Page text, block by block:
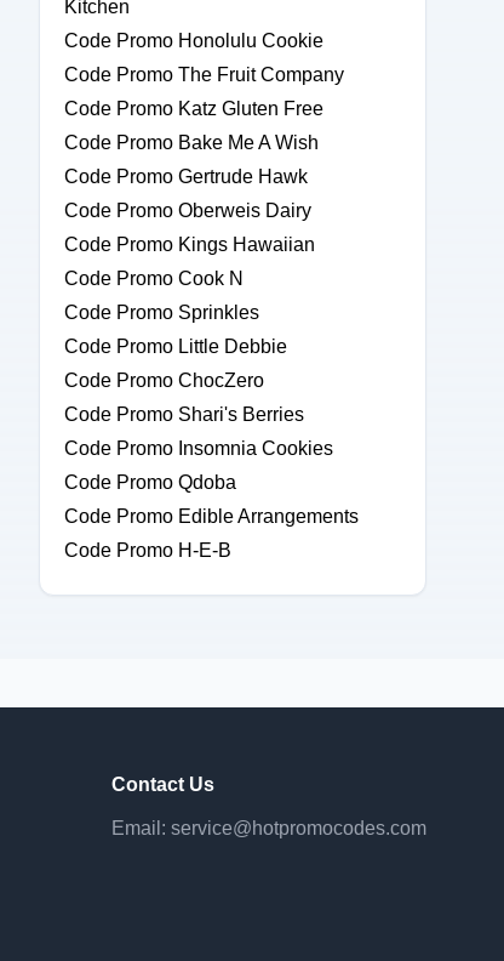
Kitchen
Code Promo Honolulu Cookie
Code Promo The Fruit Company
Code Promo Katz Gluten Free
Code Promo Bake Me A Wish
Code Promo Gertrude Hawk
Code Promo Oberweis Dairy
Code Promo Kings Hawaiian
Code Promo Cook N
Code Promo Sprinkles
Code Promo Little Debbie
Code Promo ChocZero
Code Promo Shari's Berries
Code Promo Insomnia Cookies
Code Promo Qdoba
Code Promo Edible Arrangements
Code Promo H-E-B
Contact Us
Email: service@hotpromocodes.com